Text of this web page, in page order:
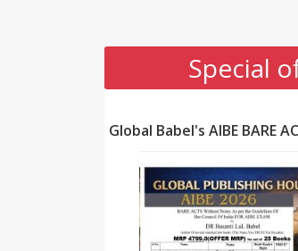
Promotion Special
Global Babel's AIBE BARE